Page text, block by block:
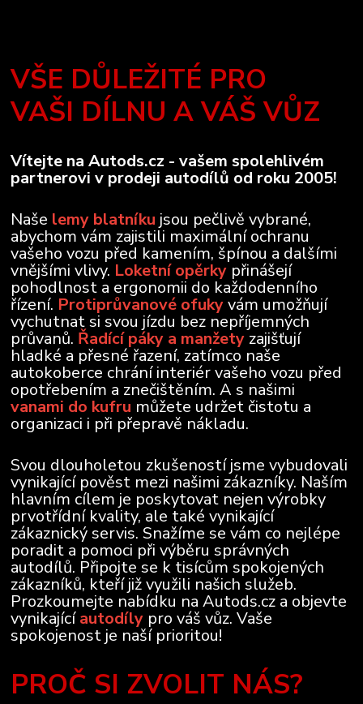
VŠE DŮLEŽITÉ PRO
VAŠI DÍLNU A VÁŠ VŮZ
Vítejte na Autods.cz - vašem spolehlivém
partnerovi v prodeji autodílů od roku 2005!
Naše lemy blatníku jsou pečlivě vybrané,
abychom vám zajistili maximální ochranu
vašeho vozu před kamením, špínou a dalšími
vnějšími vlivy. Loketní opěrky přinášejí
pohodlnost a ergonomii do každodenního
řízení. Protiprůvanové ofukyvám umožňují
vychutnat si svou jízdu bez nepříjemných
průvanů. Řadící páky a manžety zajišťují
hladké a přesné řazení, zatímco naše
autokoberce chrání interiér vašeho vozu před
opotřebením a znečištěním. A s našimi
vanami do kufru můžete udržet čistotu a
organizaci i při přepravě nákladu.
Svou dlouholetou zkušeností jsme vybudovali
vynikající pověst mezi našimi zákazníky. Naším
hlavním cílem je poskytovat nejen výrobky
prvotřídní kvality, ale také vynikající
zákaznický servis. Snažíme se vám co nejlépe
poradit a pomoci při výběru správných
autodílů. Připojte se k tisícům spokojených
zákazníků, kteří již využili našich služeb.
Prozkoumejte nabídku na Autods.cz a objevte
vynikajícíautodíly pro váš vůz. Vaše
spokojenost je naší prioritou!
PROČ SI ZVOLIT NÁS?